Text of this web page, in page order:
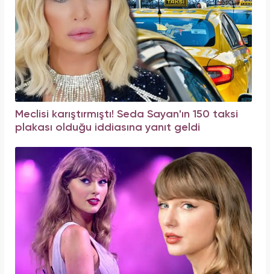
Meclisi karıştırmıştı! Seda Sayan'ın 150 taksi
plakası olduğu iddiasına yanıt geldi